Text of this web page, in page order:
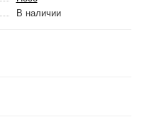
В наличии